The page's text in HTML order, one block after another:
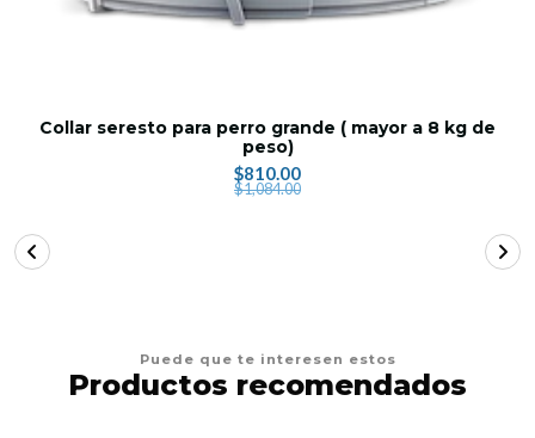
Collar seresto para perro grande ( mayor a 8 kg de
peso)
$810.00
$1,084.00
Puede que te interesen estos
Productos recomendados